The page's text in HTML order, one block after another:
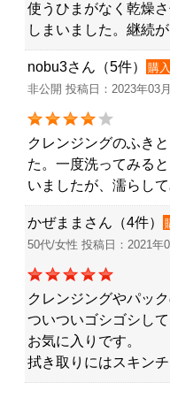
使うひまがなく乾燥
しまいました。継続
nobu3さん（5件）
購
非公開 投稿日：2023年03
クレンジングのふき
た。一度洗ってみる
いましたが、濡らし
かぜままさん（4件）
50代/女性 投稿日：2021年
クレンジングやパッ
ついついゴシゴシし
お気に入りです。
拭き取りにはスキン